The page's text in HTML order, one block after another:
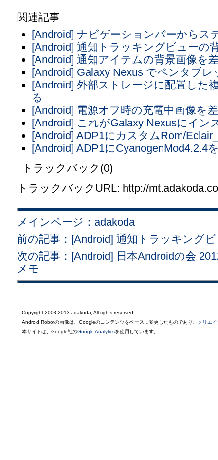
関連記事
[Android] ナビゲーションバーからス
[Android] 通知トラッキングビューの
[Android] 通知アイテムの背景画像を
[Android] Galaxy Nexus でペンタブ
[Android] 外部ストレージに配置した
る
[Android] 電源オフ時の充電中画像を
[Android] これがGalaxy Nexusにイン
[Android] ADP1にカスタムRom/
[Android] ADP1にCyanogenMod4.2.4
トラックバック(0)
トラックバックURL: http://
メインページ：adakoda
前の記事：[Android] 通知トラッキング
次の記事：[Android] 日本Androidの会
メモ
Copyright 2008-2013 adakoda, All rights reserved.
Android Robotの画像は、Googleのコンテンツをベースに変更したものであり、 クリエ
本サイトは、Google社のGoogle Analyticsを使用しています。